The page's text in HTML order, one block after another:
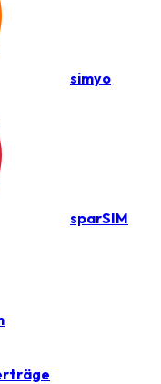
simyo
sparSIM